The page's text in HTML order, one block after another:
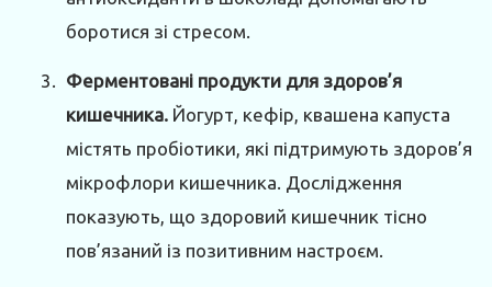
боротися зі стресом.
Ферментовані продукти для здоров’я
кишечника. Йогурт, кефір, квашена капуста
містять пробіотики, які підтримують здоров’я
мікрофлори кишечника. Дослідження
показують, що здоровий кишечник тісно
пов’язаний із позитивним настроєм.